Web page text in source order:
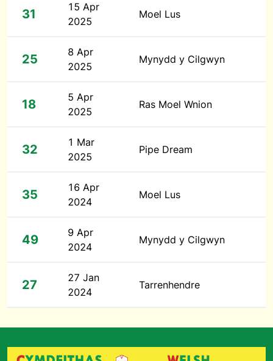
31
15 Apr
2025
Moel Lus
25
8 Apr
2025
Mynydd y Cilgwyn
18
5 Apr
2025
Ras Moel Wnion
32
1 Mar
2025
Pipe Dream
35
16 Apr
2024
Moel Lus
49
9 Apr
2024
Mynydd y Cilgwyn
27
27 Jan
2024
Tarrenhendre